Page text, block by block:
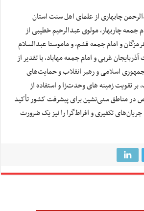
چابهاری از علمای اهل سنت استان
جمعه چاربهار، مولوی عبدالرحیم خطیبی از
و امام جمعه قشم، و ماموستا عبدالسلام
غربی و امام جمعه مهاباد، با تقدیر از
اسلامی و رهبر انقلاب و حمایت‌های
بر تقویت زمینه های وحدت‌زا و استفاده از
مناطق سنی‌نشین برای پیشرفت کشور تأکید
تکفیری و افراط‌گرا را نیز یک ضرورت